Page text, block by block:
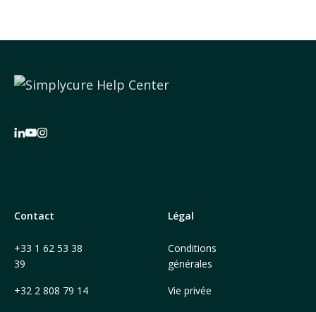
Contact
+33 1 62 53 38
39
+32 2 808 79 14
Légal
Conditions
générales
Vie privée